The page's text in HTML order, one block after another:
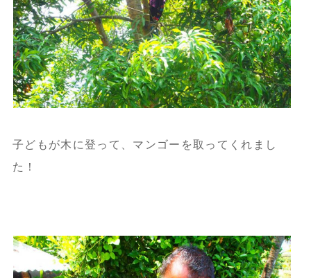
子どもが木に登って、マンゴーを取ってくれまし
た！